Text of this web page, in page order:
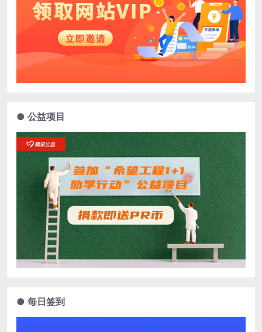
● 公益项目
● 每日签到